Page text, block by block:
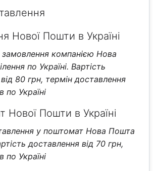
Нової Пошти в Україні
компанією Нова
по Україні. Вартість
80 грн, термін доставлення
по Україні
Нової Пошти в Україні
у поштомат Нова Пошта
доставлення від 70 грн,
по Україні